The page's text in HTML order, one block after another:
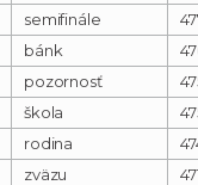
semifinále
bánk
pozornosť
škola
rodina
zväzu